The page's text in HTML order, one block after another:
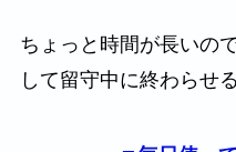
ちょっと時間が長いの
して留守中に終わらせ